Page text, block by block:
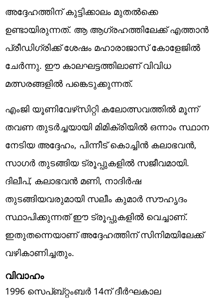
അദ്ദേഹത്തിന് കുട്ടിക്കാലം മുതല്‍ക്കെ
ഉണ്ടായിരുന്നത്. ആ ആഗ്രഹത്തിലേക്ക് എത്താന്‍
പ്രീഡിഗ്രിക്ക് ശേഷം മഹാരാജാസ് കോളേജില്‍
ചേര്‍ന്നു. ഈ കാലഘട്ടത്തിലാണ് വിവിധ
മത്സരങ്ങളില്‍ പങ്കെടുക്കുന്നത്.
എംജി യൂണിവേഴ്‌സിറ്റി കലോത്സവത്തില്‍ മൂന്ന്
തവണ തുടര്‍ച്ചയായി മിമിക്രിയില്‍ ഒന്നാം സ്ഥാന
നേടിയ അദ്ദേഹം, പിന്നീട് കൊച്ചിന്‍ കലാഭവന്‍,
സാഗര്‍ തുടങ്ങിയ ട്രൂപ്പുകളില്‍ സജീവമായി.
ദിലീപ്, കലാഭവന്‍ മണി, നാദിര്‍ഷ
തുടങ്ങിയവരുമായി സലീം കുമാര്‍ സൗഹൃദം
സ്ഥാപിക്കുന്നത് ഈ ട്രൂപ്പുകളില്‍ വെച്ചാണ്.
ഇതുതന്നെയാണ് അദ്ദേഹത്തിന് സിനിമയിലേക്ക്
വഴികാണിച്ചതും.
വിവാഹം
1996 സെപ്ബ്റ്റംബര്‍ 14ന് ദീര്‍ഘകാല